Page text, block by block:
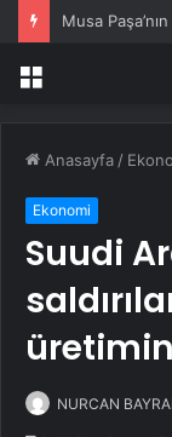
Musa
Menü
Anasayfa /
Ekonomi
Suudi
NURCAN